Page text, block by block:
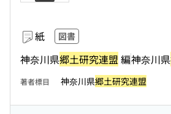
紙 図書
神奈川県郷土研究連盟 編神奈川県
著者標目 神奈川県郷土研究連盟